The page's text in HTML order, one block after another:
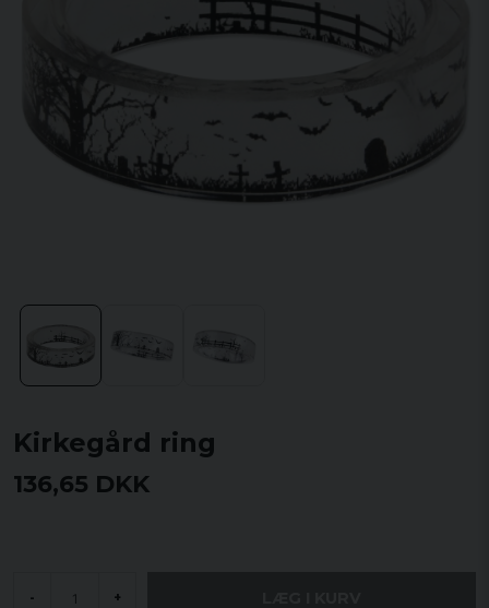
Kirkegård ring
136,65 DKK
- +